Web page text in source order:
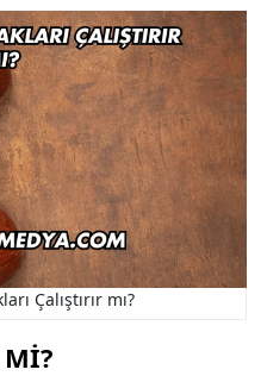
Çalıştırır mı?
MI?